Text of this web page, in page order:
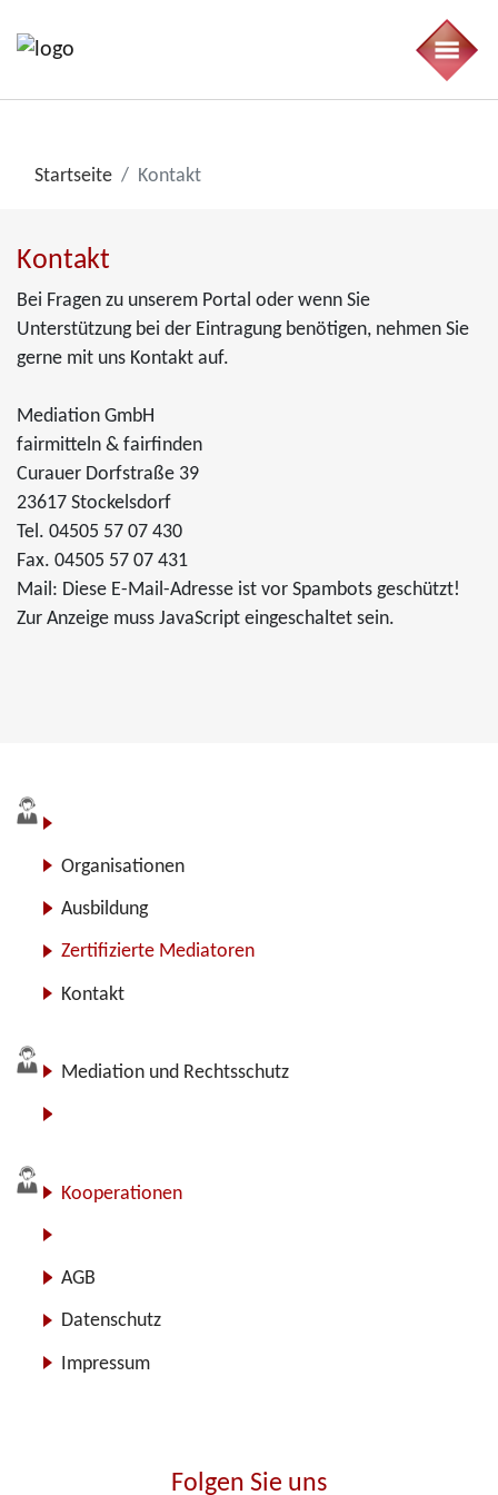
Startseite Kontakt
Kontakt
Bei Fragen zu unserem Portal oder wenn Sie
Unterstützung bei der Eintragung benötigen, nehmen Sie
gerne mit uns Kontakt auf.
Mediation GmbH
fairmitteln & fairfinden
Curauer Dorfstraße 39
23617 Stockelsdorf
Tel. 04505 57 07 430
Fax. 04505 57 07 431
Mail: Diese E-Mail-Adresse ist vor Spambots geschützt!
Zur Anzeige muss JavaScript eingeschaltet sein.
Organisationen
Ausbildung
Zertifizierte Mediatoren
Kontakt
Mediation und Rechtsschutz
Kooperationen
AGB
Datenschutz
Impressum
Folgen Sie uns